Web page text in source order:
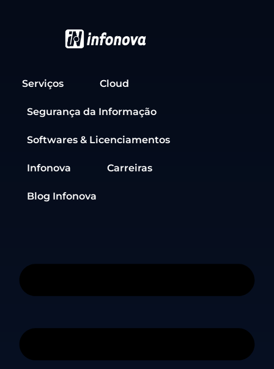
Serviços Cloud
Segurança da Informação
Softwares & Licenciamentos
Infonova Carreiras
Blog Infonova